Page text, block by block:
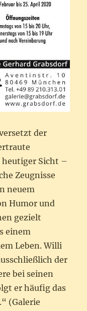
der
heutiger Sicht –
Zeugnisse
neuem
Humor und
gezielt
einem
Leben. Willi
der
bei seinen
er häufig das
(Galerie